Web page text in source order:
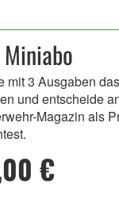
mit 3 Ausgaben
und entscheide
Magazin als
€